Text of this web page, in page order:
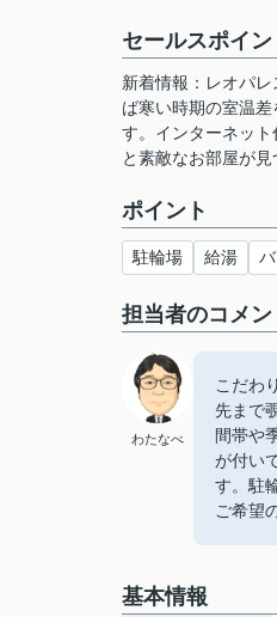
セールスポイン
新着情報：レオパ
ば寒い時期の室温
す。インターネッ
と素敵なお部屋が見
ポイント
駐輪場 給湯
担当者のコメン
わたなべ
こだわ
先まで
間帯や
が付い
す。駐
ご希望
基本情報